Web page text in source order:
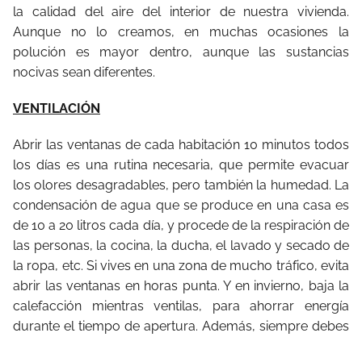
la calidad del aire del interior de nuestra vivienda.
Aunque no lo creamos, en muchas ocasiones la
polución es mayor dentro, aunque las sustancias
nocivas sean diferentes.
VENTILACIÓN
Abrir las ventanas de cada habitación 10 minutos todos
los días es una rutina necesaria, que permite evacuar
los olores desagradables, pero también la humedad. La
condensación de agua que se produce en una casa es
de 10 a 20 litros cada día, y procede de la respiración de
las personas, la cocina, la ducha, el lavado y secado de
la ropa, etc. Si vives en una zona de mucho tráfico, evita
abrir las ventanas en horas punta. Y en invierno, baja la
calefacción mientras ventilas, para ahorrar energía
durante el tiempo de apertura. Además, siempre debes